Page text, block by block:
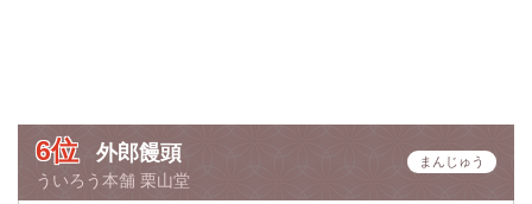
6位 外郎饅頭
ういろう本舗 栗山堂
まんじゅう